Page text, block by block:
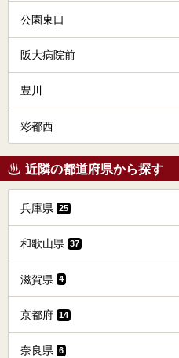
公園東口
阪大病院前
豊川
彩都西
近隣の都道府県から探す
兵庫県 25
和歌山県 37
滋賀県 4
京都府 14
奈良県 6